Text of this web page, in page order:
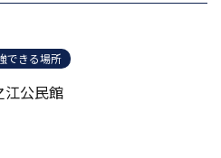
できる場所
江公民館